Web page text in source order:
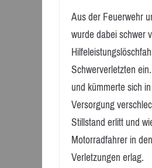
Aus der Feuerwehr
wurde dabei schwer
Schwerverletzten
und kümmerte sich
Versorgung
Stillstand erlitt und
Motorradfahrer in
Verletzungen erlag.